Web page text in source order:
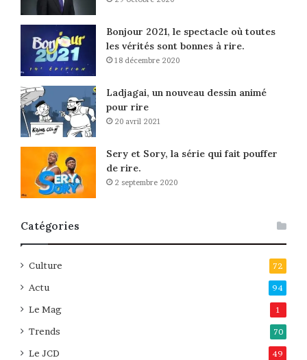
Bonjour 2021, le spectacle où toutes
les vérités sont bonnes à rire.
18 décembre 2020
Ladjagai, un nouveau dessin animé
pour rire
20 avril 2021
Sery et Sory, la série qui fait pouffer
de rire.
2 septembre 2020
Catégories
Culture 72
Actu 94
Le Mag 1
Trends 70
Le JCD 49